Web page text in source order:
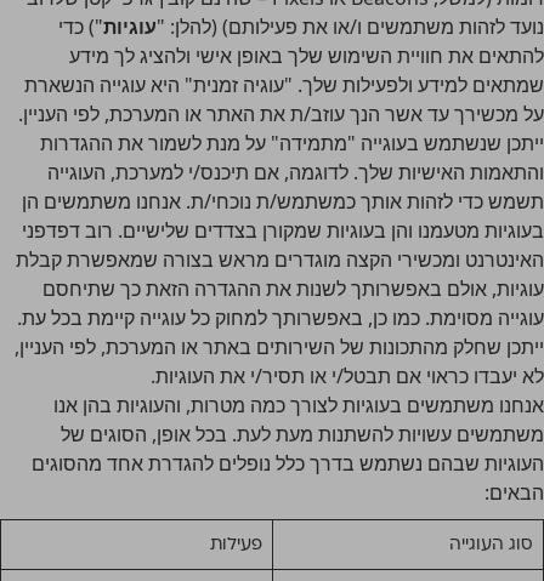
נועד לזהות משתמשים ו/או את פעילותם) (להלן: "עוגיות") כדי
להתאים את חוויית השימוש שלך באופן אישי ולהציג לך מידע
שמתאים למידע ולפעילות שלך. "עוגיה זמנית" היא עוגייה הנשארת
על מכשירך עד אשר הנך עוזב/ת את האתר או המערכת, לפי העניין.
ייתכן שנשתמש בעוגייה "מתמידה" על מנת לשמור את ההגדרות
והתאמות האישיות שלך. לדוגמה, אם תיכנס/י למערכת, העוגייה
תשמש כדי לזהות אותך כמשתמש/ת נוכחי/ת. אנחנו משתמשים הן
בעוגיות מטעמנו והן בעוגיות שמקורן בצדדים שלישיים. רוב דפדפני
האינטרנט ומכשירי הקצה מוגדרים מראש בצורה שמאפשרת קבלת
עוגיות, אולם באפשרותך לשנות את ההגדרה הזאת כך שתיחסם
עוגייה מסוימת. כמו כן, באפשרותך למחוק כל עוגייה קיימת בכל עת.
ייתכן שחלק מהתכונות של השירותים באתר או המערכת, לפי העניין,
לא יעבדו כראוי אם תבטל/י או תסיר/י את העוגיות.
אנחנו משתמשים בעוגיות לצורך כמה מטרות, והעוגיות בהן אנו
משתמשים עשויות להשתנות מעת לעת. בכל אופן, הסוגים של
העוגיות שבהם נשתמש בדרך כלל נופלים להגדרת אחד מהסוגים
הבאים:
סוג העוגייה פעילות